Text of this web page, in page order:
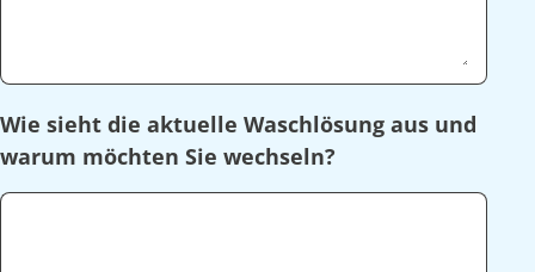
Wie sieht die aktuelle Waschlösung aus und
warum möchten Sie wechseln?